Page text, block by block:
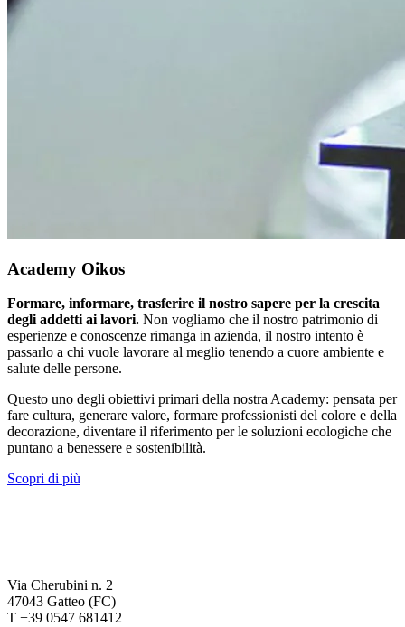
Academy Oikos
Formare, informare, trasferire il nostro sapere per la crescita
degli addetti ai lavori. Non vogliamo che il nostro patrimonio di
esperienze e conoscenze rimanga in azienda, il nostro intento è
passarlo a chi vuole lavorare al meglio tenendo a cuore ambiente e
salute delle persone.
Questo uno degli obiettivi primari della nostra Academy: pensata per
fare cultura, generare valore, formare professionisti del colore e della
decorazione, diventare il riferimento per le soluzioni ecologiche che
puntano a benessere e sostenibilità.
Scopri di più
Via Cherubini n. 2
47043 Gatteo (FC)
T +39 0547 681412